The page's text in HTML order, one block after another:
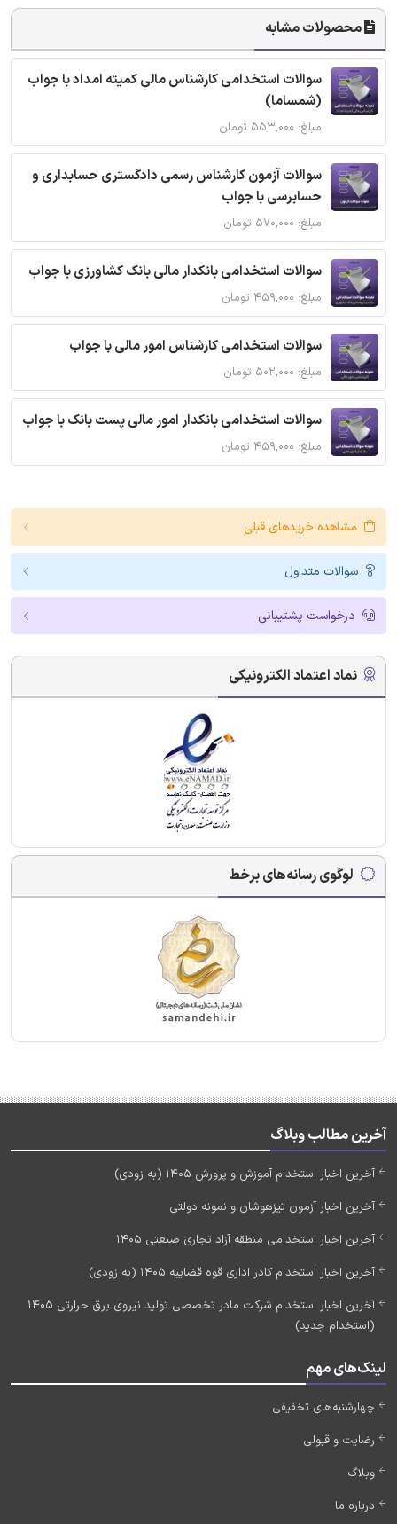
محصولات مشابه
سوالات استخدامی کارشناس مالی کمیته امداد با جواب
(شمساما)
مبلغ: ۵۵۳,۰۰۰ تومان
سوالات آزمون کارشناس رسمی دادگستری حسابداری و
حسابرسی با جواب
مبلغ: ۵۷۰,۰۰۰ تومان
سوالات استخدامی بانکدار مالی بانک کشاورزی با جواب
مبلغ: ۴۵۹,۰۰۰ تومان
سوالات استخدامی کارشناس امور مالی با جواب
مبلغ: ۵۰۲,۰۰۰ تومان
سوالات استخدامی بانکدار امور مالی پست بانک با جواب
مبلغ: ۴۵۹,۰۰۰ تومان
مشاهده خریدهای قبلی
سوالات متداول
درخواست پشتیبانی
نماد اعتماد الکترونیکی
لوگوی رسانه‌های برخط
آخرین مطالب وبلاگ
آخرین اخبار استخدام آموزش و پرورش 1405 (به زودی)
آخرین اخبار آزمون تیزهوشان و نمونه دولتی
آخرین اخبار استخدامی منطقه آزاد تجاری صنعتی 1405
آخرین اخبار استخدام کادر اداری قوه قضاییه 1405 (به زودی)
آخرین اخبار استخدام شرکت مادر تخصصی تولید نیروی برق حرارتی 1405
(استخدام جدید)
لینک‌های مهم
چهارشنبه‌های تخفیفی
رضایت و قبولی
وبلاگ
درباره ما